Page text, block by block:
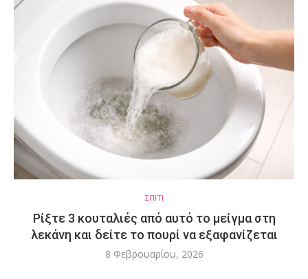
ΣΠΙΤΙ
Ρίξτε 3 κουταλιές από αυτό το μείγμα στη
λεκάνη και δείτε το πουρί να εξαφανίζεται
8 Φεβρουαρίου, 2026